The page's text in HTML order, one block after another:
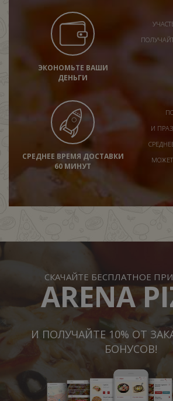
ЭКОНОМЬТЕ ВАШИ
ДЕНЬГИ
СРЕДНЕЕ ВРЕМЯ ДОСТАВКИ
60 МИНУТ
И
СКАЧАЙТЕ БЕСПЛАТНОЕ
ARENA
И ПОЛУЧАЙТЕ 10% ОТ
БОНУСОВ!